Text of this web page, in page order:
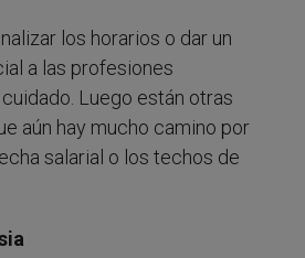
los horarios o dar un
a las profesiones
Luego están otras
aún hay mucho camino por
salarial o los techos de